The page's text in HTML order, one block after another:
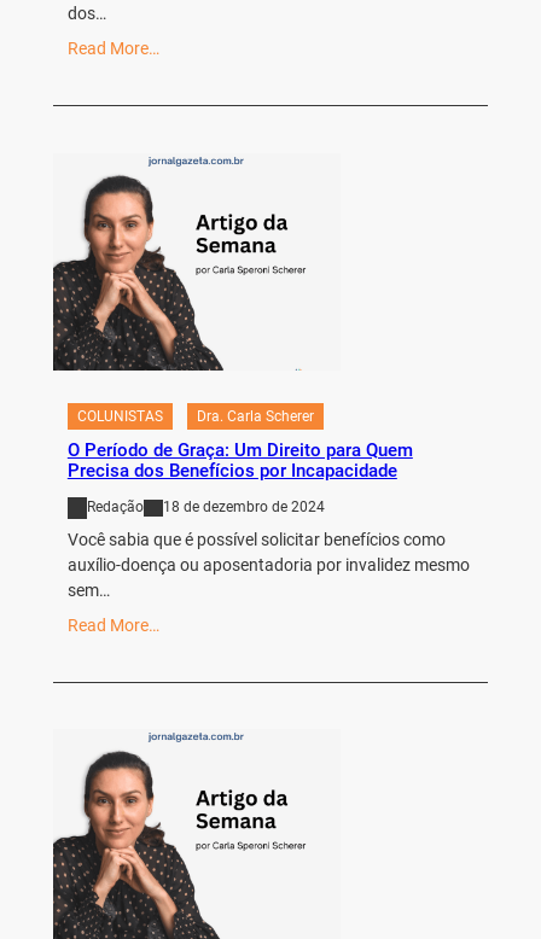
dos…
Read More…
COLUNISTAS Dra. Carla Scherer
O Período de Graça: Um Direito para Quem
Precisa dos Benefícios por Incapacidade
Redação 18 de dezembro de 2024
Você sabia que é possível solicitar benefícios como
auxílio-doença ou aposentadoria por invalidez mesmo
sem…
Read More…